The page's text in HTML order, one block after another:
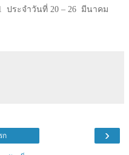
ประจำวันที่ 20 – 26 มีนาคม
›
ก